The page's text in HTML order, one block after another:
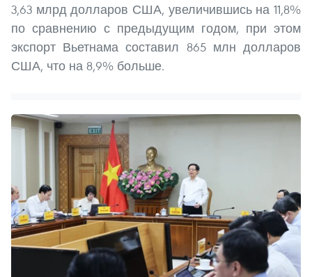
3,63 млрд долларов США, увеличившись на 11,8%
по сравнению с предыдущим годом, при этом
экспорт Вьетнама составил 865 млн долларов
США, что на 8,9% больше.